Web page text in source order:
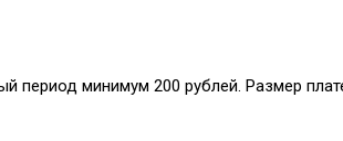
период минимум 200 рублей. Размер